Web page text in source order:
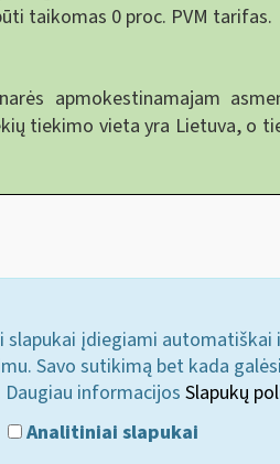
taikomas 0 proc. PVM tarifas.
apmokestinamajam
tiekimo vieta yra Lietuva,
slapukai įdiegiami automatiškai
Savo sutikimą bet kada
informacijos Slapukų
Analitiniai slapukai